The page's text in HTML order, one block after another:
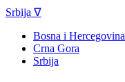
Srbija ∇
Bosna i Hercegovina
Crna Gora
Srbija